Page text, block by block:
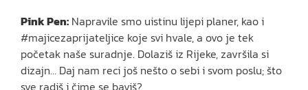
Pink Pen: Napravile smo uistinu lijepi planer, kao i
#majicezaprijateljice koje svi hvale, a ovo je tek
početak naše suradnje. Dolaziš iz Rijeke, završila si
dizajn… Daj nam reci još nešto o sebi i svom poslu; što
sve radiš i čime se baviš?